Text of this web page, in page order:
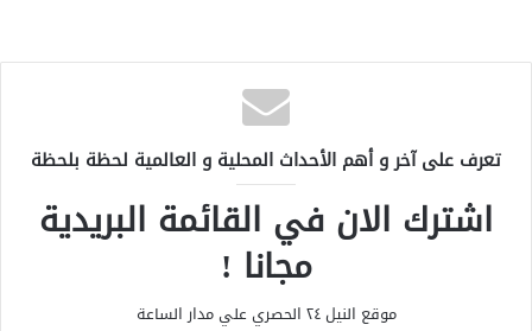
تعرف على آخر و أهم الأحداث المحلية و العالمية لحظة بلحظة
اشترك الان في القائمة البريدية
مجانا !
موقع النيل ٢٤ الحصري علي مدار الساعة